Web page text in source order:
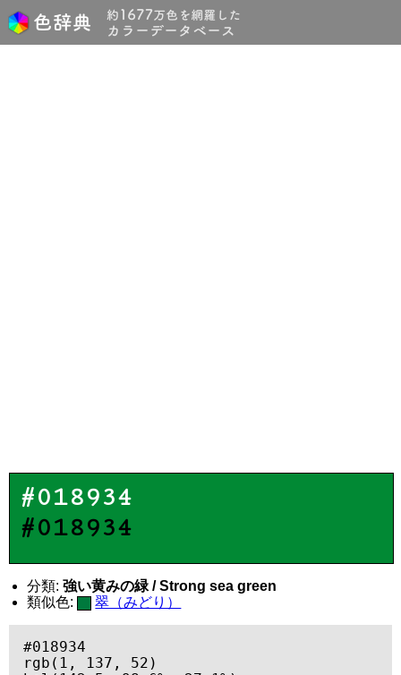
#018934
#018934
分類: 強い黄みの緑 / Strong sea green
類似色:
翠（みどり）
#018934
rgb(1, 137, 52)